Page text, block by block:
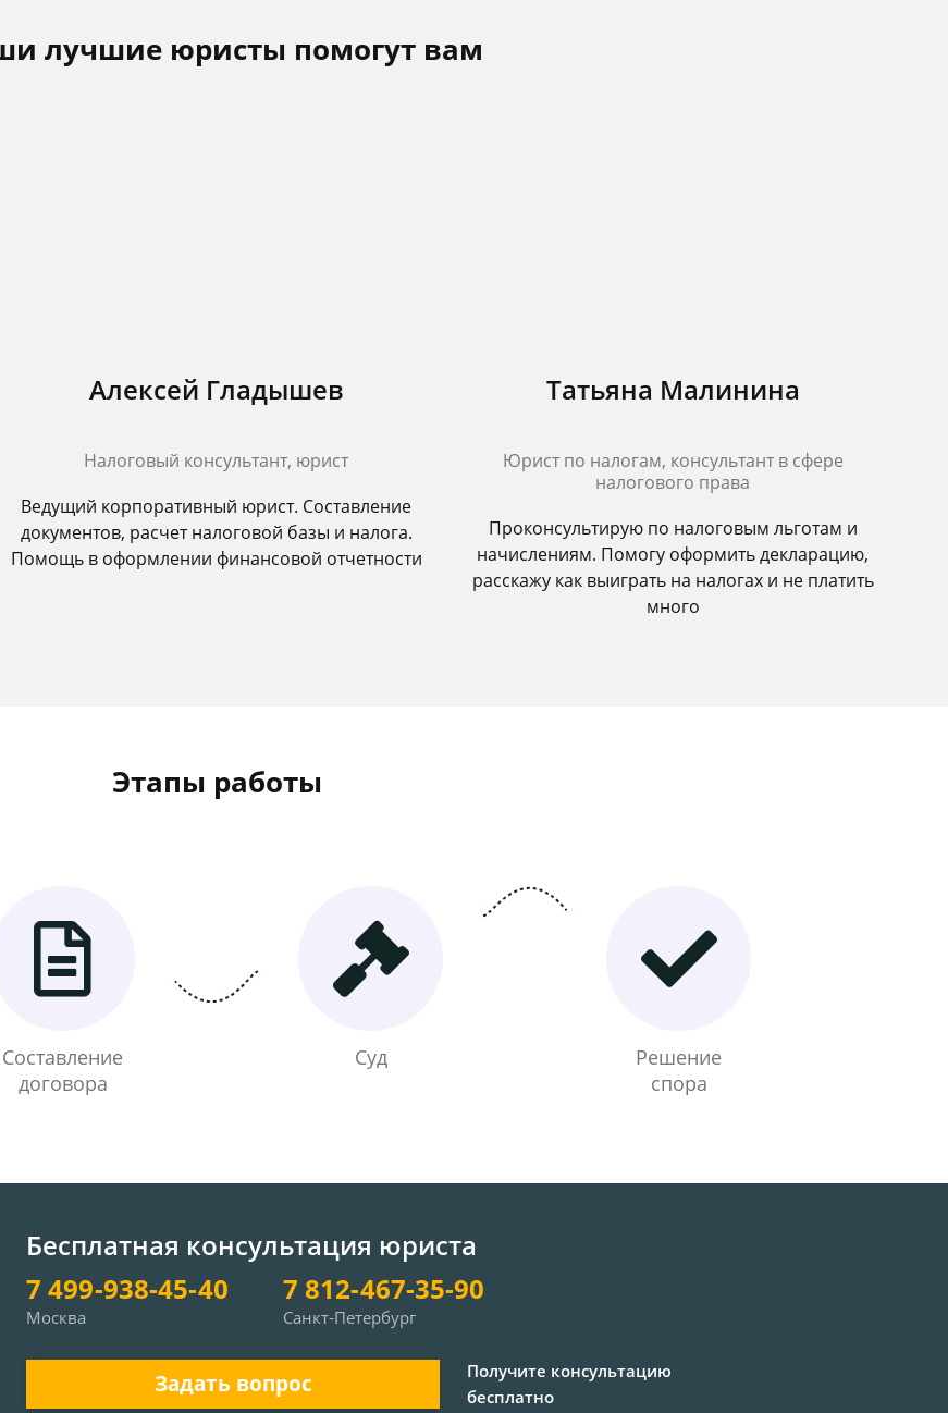
лучшие юристы помогут вам
Алексей Гладышев
Налоговый консультант, юрист
Ведущий корпоративный юрист. Составление
документов, расчет налоговой базы и налога.
Помощь в оформлении финансовой отчетности
Татьяна Малинина
Юрист по налогам, консультант в сфере
налогового права
Проконсультирую по налоговым льготам и
начислениям. Помогу оформить декларацию,
расскажу как выиграть на налогах и не платить
много
Этапы работы
Составление
договора
Суд
Решение
спора
Бесплатная консультация юриста
7 499-938-45-40
Москва
7 812-467-35-90
Санкт-Петербург
Задать вопрос
Получите консультацию
бесплатно